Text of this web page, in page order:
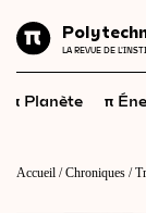
LA REVUE DE
Énergie
Santé
et
FR EN
π Planète π
Accueil /Chroniques /